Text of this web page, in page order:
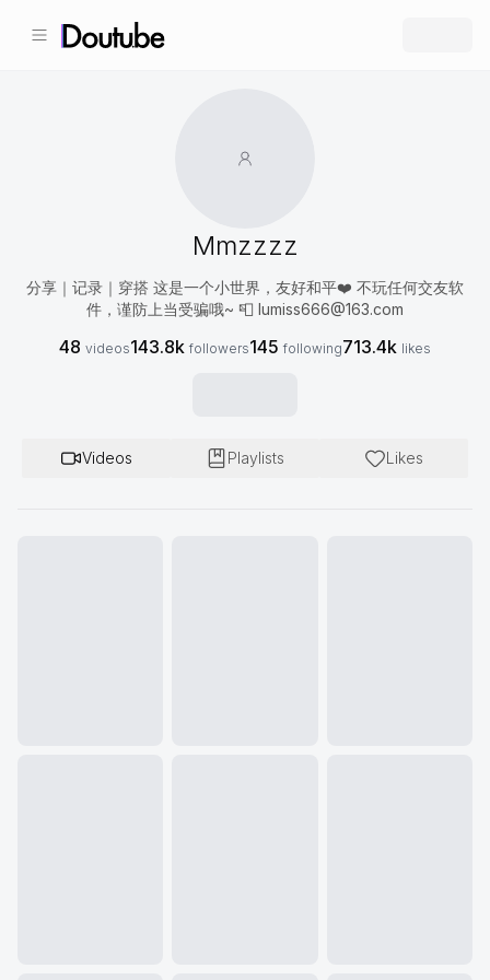
Mmzzzz
分享｜记录｜穿搭 这是一个小世界，友好和平❤️ 不玩任何交友软
件，谨防上当受骗哦~ 📮 lumiss666@163.com
48 videos143.8k followers145 following713.4k likes
Videos Playlists Likes